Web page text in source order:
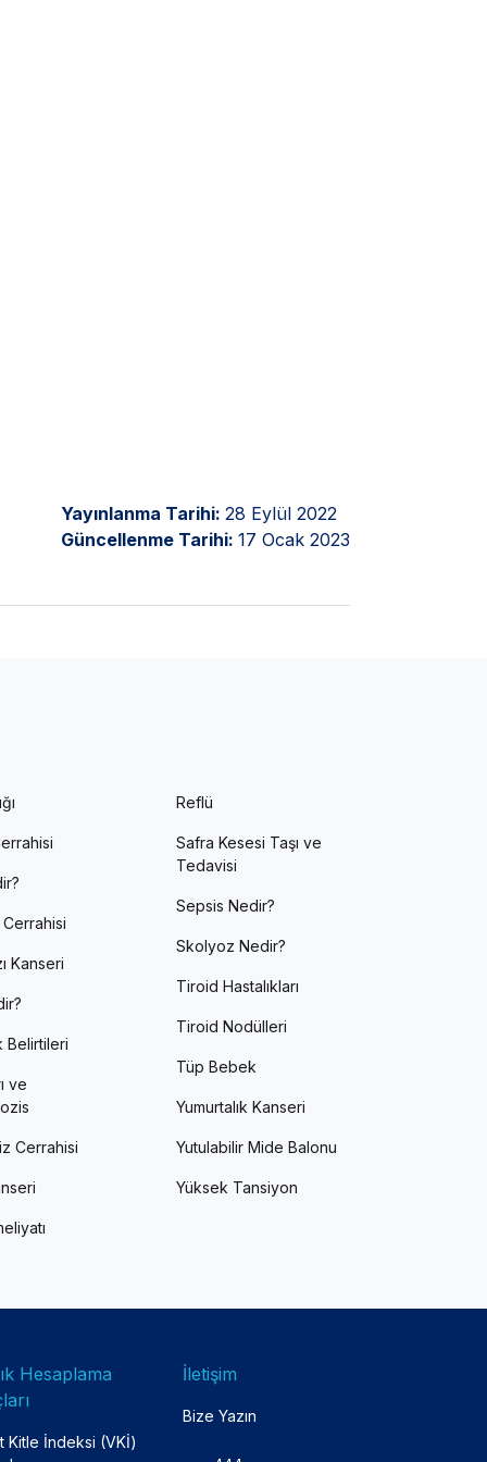
Yayınlanma Tarihi: 28 Eylül 2022
Güncellenme Tarihi: 17 Ocak 2023
Kanseri
Belirtileri
ve
Cerrahisi
Reflü
Safra Kesesi Taşı ve
Tedavisi
Sepsis Nedir?
Skolyoz Nedir?
Tiroid Hastalıkları
Tiroid Nodülleri
Tüp Bebek
Yumurtalık Kanseri
Yutulabilir Mide Balonu
Yüksek Tansiyon
Hesaplama
Kitle İndeksi (VKİ)
İletişim
Bize Yazın